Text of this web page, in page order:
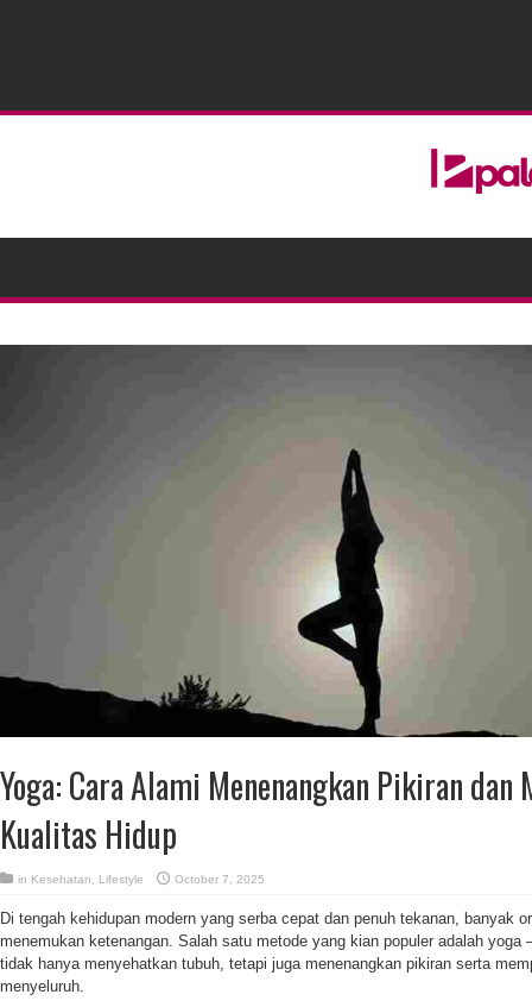
Yoga: Cara Alami Menenangkan Pikiran dan
Kualitas Hidup
in Kesehatan Lifestyle October 7, 2025
Di tengah kehidupan modern yang serba cepat dan penuh tekanan, banyak
menemukan ketenangan. Salah satu metode yang kian populer adalah
tidak hanya menyehatkan tubuh, tetapi juga menenangkan pikiran serta
menyeluruh.